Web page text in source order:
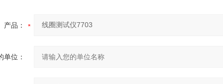
产品：
单位：